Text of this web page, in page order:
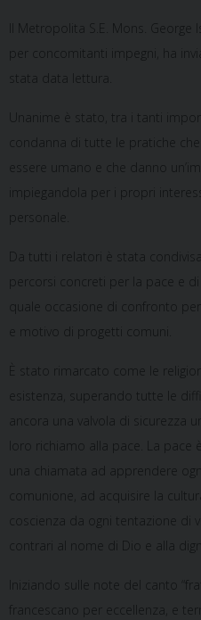
Il Metropolita S.E. Mons. George
per concomitanti impegni, ha
stata data lettura.
Unanime è stato, tra i tanti
condanna di tutte le pratiche
essere umano e che danno
impiegandola per i propri
personale.
Da tutti i relatori è stata
percorsi concreti per la pace e
quale occasione di confronto
e motivo di progetti comuni.
È stato rimarcato come le
esistenza, superando tutte le
ancora una valvola di sicurezza
loro richiamo alla pace. La pace
una chiamata ad apprendere
comunione, ad acquisire la
coscienza da ogni tentazione di
contrari al nome di Dio e alla
Iniziando sulle note del canto
francescano per eccellenza, e